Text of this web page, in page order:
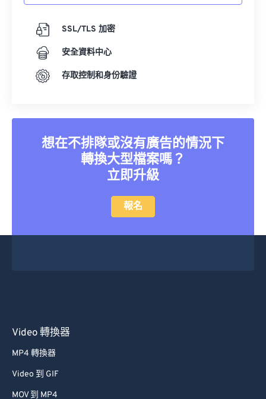
SSL/TLS 加密
安全資料中心
存取控制和身份驗證
想在不排隊或沒有廣告的情況下
轉換大型檔案嗎？
立即升級
報名
Video 轉換器
MP4 轉換器
Video 到 GIF
MOV 到 MP4